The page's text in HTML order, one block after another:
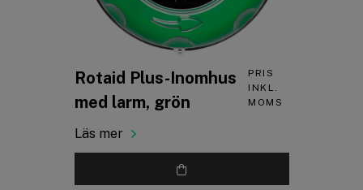
Rotaid Plus-Inomhus
med larm, grön
PRIS
INKL.
MOMS
Läs mer